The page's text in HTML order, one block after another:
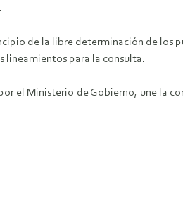
de la libre determinación de
lineamientos para la consulta.
el Ministerio de Gobierno, une la